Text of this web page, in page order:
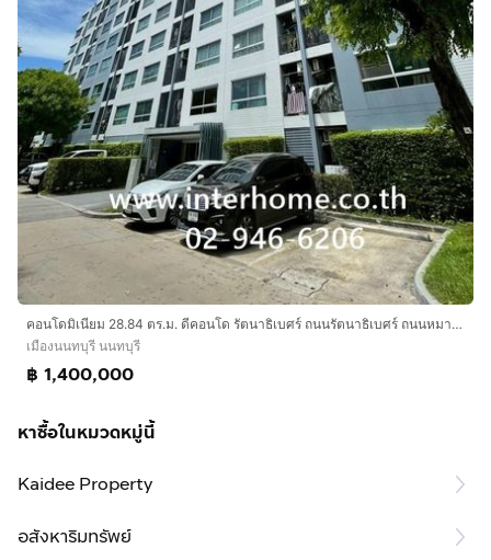
คอนโดมิเนียม 28.84 ตร.ม. ดีคอนโด รัตนาธิเบศร์ ถนนรัตนาธิเบศร์ ถนนหมายเลข3901 เมืองนนทบุรี นนทบุรี
เมืองนนทบุรี นนทบุรี
฿ 1,400,000
หาซื้อในหมวดหมู่นี้
Kaidee Property
อสังหาริมทรัพย์